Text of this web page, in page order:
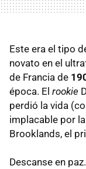
Este era el tipo
novato en el
de Francia de
época. El rookie
perdió la vida
implacable por
Brooklands, el
Descanse en